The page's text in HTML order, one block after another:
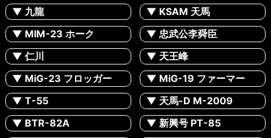
▼ 九龍
▼ KSAM 天馬
▼ MIM-23 ホーク
▼ 忠武公李舜臣
▼ 仁川
▼ 天王峰
▼ MiG-23 フロッガー
▼ MiG-19 ファーマー
▼ T-55
▼ 天馬-D M-2009
▼ BTR-82A
▼ 新興号 PT-85